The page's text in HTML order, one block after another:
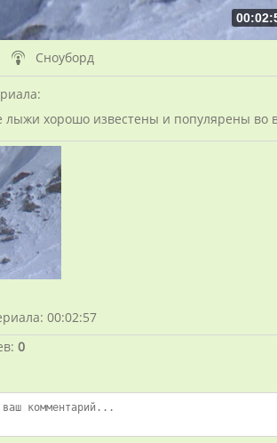
Сноуборд
:
лыжи хорошо известены и популярены во
: 00:02:57
: 0